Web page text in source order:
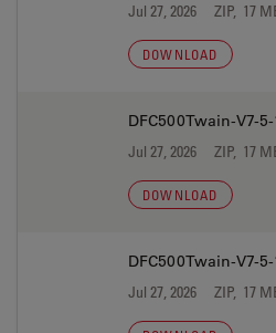
Jul 27, 2026 ZIP, 17
DOWNLOAD
DFC500Twain-V7-
Jul 27, 2026 ZIP, 17
DOWNLOAD
DFC500Twain-V7-
Jul 27, 2026 ZIP, 17